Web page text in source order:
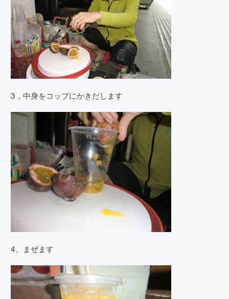
3，中身をコップにかきだします
4、まぜます